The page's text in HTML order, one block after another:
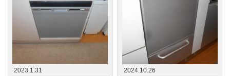
2023.1.31
2024.10.26